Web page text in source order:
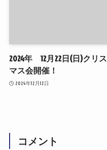
2024年 12月22日(日)クリス
マス会開催！
2024年12月12日
コメント